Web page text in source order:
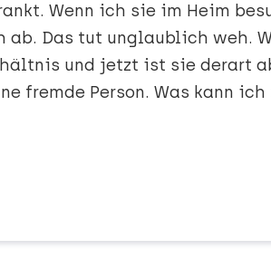
Wenn ich sie im Heim
Das tut unglaublich weh.
und jetzt ist sie derart
fremde Person. Was kann ich